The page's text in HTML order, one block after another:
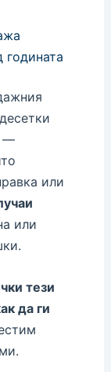
—
или
или
тези
да ги